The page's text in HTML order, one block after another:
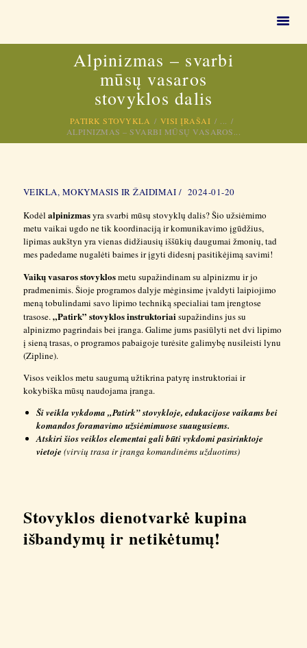
Alpinizmas – svarbi
mūsų vasaros
stovyklos dalis
PATIRK STOVYKLA VISI ĮRAŠAI
ALPINIZMAS – SVARBI MŪSŲ VASAROS...
VAIKŲ STOVYKLOS 🏕
Vasaros stovyklos vaikams, vasaros stovykla vaikams
PAGRINDINIS
VAIKŲ VASAROS
STOVYKLOS 2026
1,2 % GPM
APIE MUS
VIDEO
DUK
VEIKLA, MOKYMASIS IR ŽAIDIMAI
2024-01-20
Kodėl alpinizmasyra svarbi mūsų stovyklų dalis? Šio užsiėmimo
metu vaikai ugdo ne tik koordinaciją ir komunikavimo įgūdžius,
lipimas aukštyn yra vienas didžiausių iššūkių daugumai žmonių, tad
mes padedame nugalėti baimes ir įgyti didesnį pasitikėjimą savimi!
Vaikų vasaros stovyklosmetu supažindinam su alpinizmu ir jo
pradmenimis. Šioje programos dalyje mėginsime įvaldyti laipiojimo
meną tobulindami savo lipimo techniką specialiai tam įrengtose
trasose.„Patirk” stovyklos instruktoriaisupažindins jus su
alpinizmo pagrindais bei įranga. Galime jums pasiūlyti net dvi lipimo
į sieną trasas, o programos pabaigoje turėsite galimybę nusileisti lynu
(Zipline).
Visos veiklos metu saugumą užtikrina patyrę instruktoriai ir
kokybiška mūsų naudojama įranga.
Ši veikla vykdoma „Patirk” stovykloje, edukacijose vaikams bei
komandos foramavimo užsiėmimuose suaugusiems.
Atskiri šios veiklos elementai gali būti vykdomi pasirinktoje
vietoje (virvių trasa ir įranga komandinėms užduotims)
Stovyklos dienotvarkė kupina
išbandymų ir netikėtumų!